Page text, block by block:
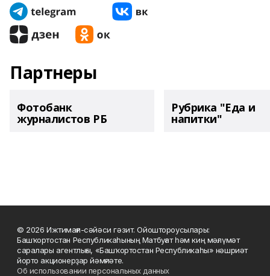
Партнеры
Фотобанк
журналистов РБ
Рубрика "Еда и
напитки"
© 2026 Ижтимағи-сәйәси гәзит. Ойоштороусылары:
Башҡортостан Республикаһының Матбуғат һәм киң мәғлүмәт
саралары агентлығы, «Башҡортостан Республикаһы» нәшриәт
йорто акционерҙар йәмғиәте.
Об использовании персональных данных